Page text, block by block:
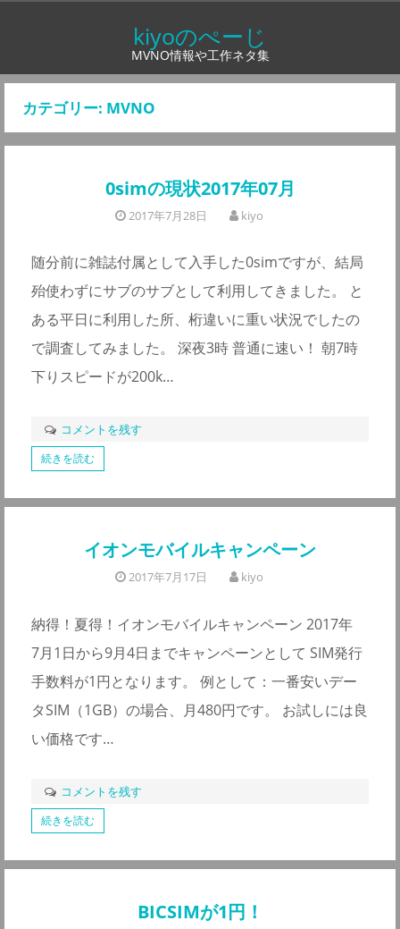
ン
へ
kiyoのぺーじ
MVNO情報や工作ネタ集
カテゴリー: MVNO
0simの現状2017年07月
2017年7月28日 kiyo
随分前に雑誌付属として入手した0simですが、結局
殆使わずにサブのサブとして利用してきました。 と
ある平日に利用した所、桁違いに重い状況でしたの
で調査してみました。 深夜3時 普通に速い！ 朝7時
下りスピードが200k…
コメントを残す
続きを読む
イオンモバイルキャンペーン
2017年7月17日 kiyo
納得！夏得！イオンモバイルキャンペーン 2017年
7月1日から9月4日までキャンペーンとして SIM発行
手数料が1円となります。 例として：一番安いデー
タSIM（1GB）の場合、月480円です。 お試しには良
い価格です…
コメントを残す
続きを読む
BICSIMが1円！